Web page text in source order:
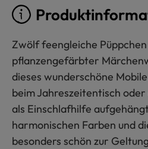
Zwölf feengleiche Püppchen
pflanzengefärbter
dieses wunderschöne
beim Jahreszeitentisch
als Einschlafhilfe
harmonischen Farben und
besonders schön zur